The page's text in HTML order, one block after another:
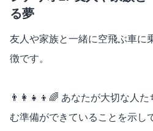
る夢
友人や家族と一緒に空飛ぶ車に
徴です。
👨‍👩‍👧‍👦🌈 あなたが大切な人
む準備ができていることを示し